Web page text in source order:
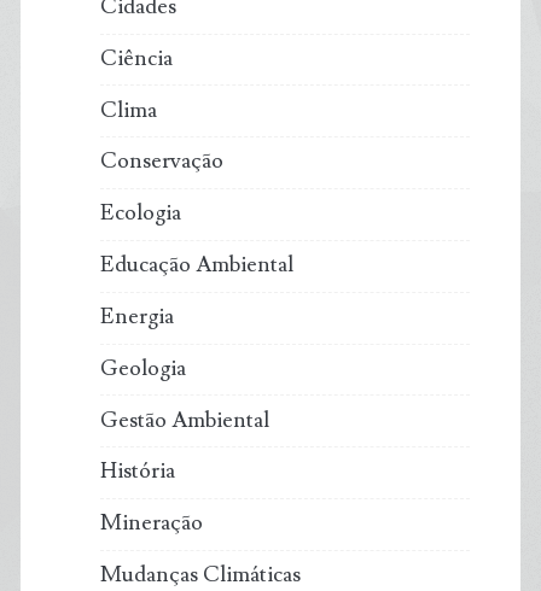
Cidades
Ciência
Clima
Conservação
Ecologia
Educação Ambiental
Energia
Geologia
Gestão Ambiental
História
Mineração
Mudanças Climáticas